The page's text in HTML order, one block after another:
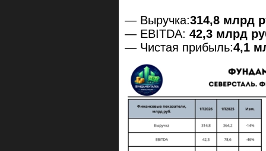
— Выручка:314,8 млрд
— EBITDA: 42,3 млрд
— Чистая прибыль:4,1